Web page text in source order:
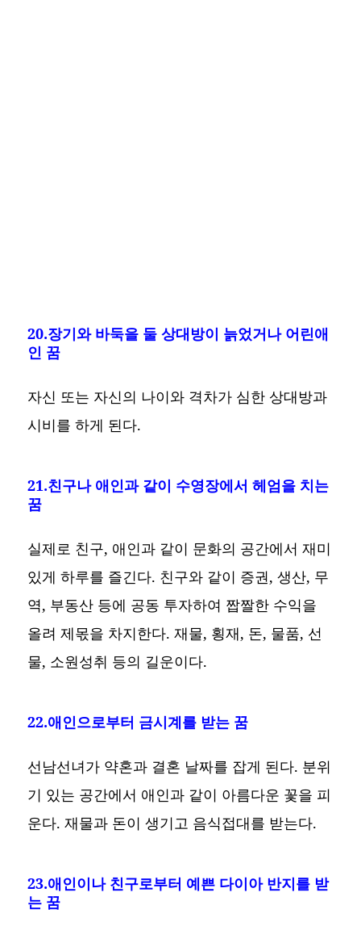
20.장기와 바둑을 둘 상대방이 늙었거나 어린애
인 꿈
자신 또는 자신의 나이와 격차가 심한 상대방과
시비를 하게 된다.
21.친구나 애인과 같이 수영장에서 헤엄을 치는
꿈
실제로 친구, 애인과 같이 문화의 공간에서 재미
있게 하루를 즐긴다. 친구와 같이 증권, 생산, 무
역, 부동산 등에 공동 투자하여 짭짤한 수익을
올려 제몫을 차지한다. 재물, 횡재, 돈, 물품, 선
물, 소원성취 등의 길운이다.
22.애인으로부터 금시계를 받는 꿈
선남선녀가 약혼과 결혼 날짜를 잡게 된다. 분위
기 있는 공간에서 애인과 같이 아름다운 꽃을 피
운다. 재물과 돈이 생기고 음식접대를 받는다.
23.애인이나 친구로부터 예쁜 다이아 반지를 받
는 꿈